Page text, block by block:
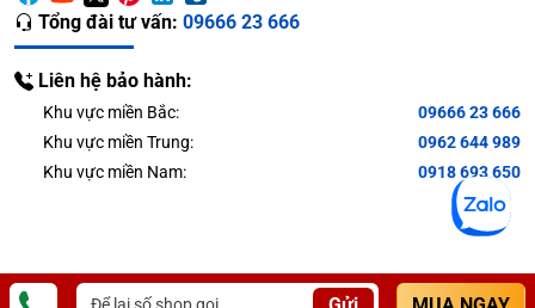
Tổng đài tư vấn: 09666 23 666
Liên hệ bảo hành:
Khu vực miền Bắc:
09666 23 666
Khu vực miền Trung:
0962 644 989
Khu vực miền Nam:
0918 693 650